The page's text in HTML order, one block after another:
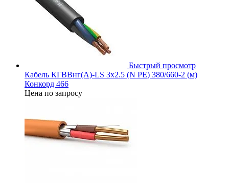
Быстрый просмотр
Кабель КГВВнг(А)-LS 3х2.5 (N PE) 380/660-2 (м)
Конкорд 466
Цена по запросу